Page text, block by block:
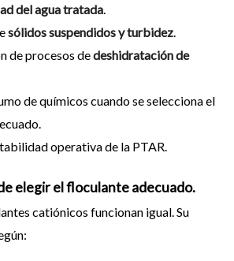
del agua tratada
sólidos suspendidos y turbidez
de procesos dedeshidratación de
de químicos cuando se selecciona el
operativa de la PTAR.
elegir el floculante adecuado.
catiónicos funcionan igual. Su